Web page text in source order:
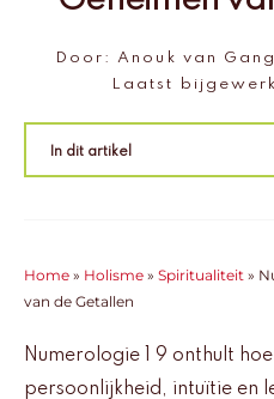
Door: Anouk van
Laatst
In dit artikel
Home » Holisme » Spiritualiteit »
van de Getallen
Numerologie 1 9 onthult
persoonlijkheid, intuïtie en